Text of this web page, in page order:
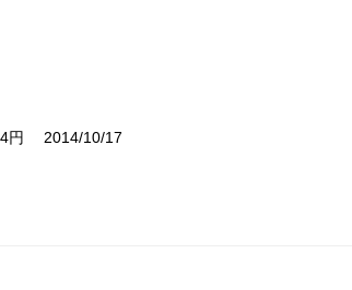
円 2014/10/17